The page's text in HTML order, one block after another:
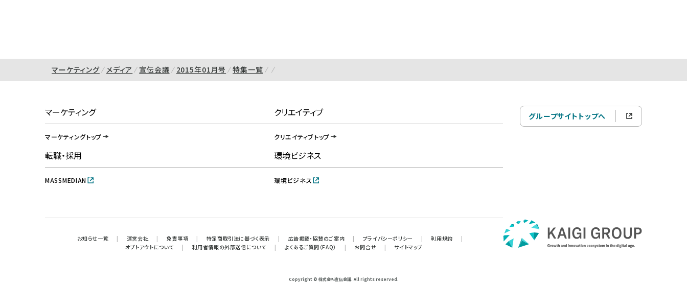
マーケティング メディア 宣伝会議 2015年01月号 特集一覧
マーケティング
マーケティングトップ
クリエイティブ
クリエイティブトップ
転職・採用
MASSMEDIAN
環境ビジネス
環境ビジネス
お知らせ一覧 | 運営会社 | 免責事項 | 特定商取引法に基づく表示 | 広告掲載・協賛のご案内 | プライバシーポリシー | 利用規約
|
オプトアウトについて
| 利用者情報の外部送信について | よくあるご質問（FAQ） | お問合せ | サイトマップ
グループサイトトップへ
Copyright © 株式会社宣伝会議. All rights reserved.